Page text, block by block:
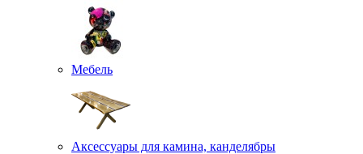
Мебель
Аксессуары для камина, канделябры